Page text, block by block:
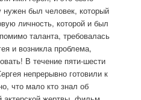
нужен был человек, который
личность, которой и был
таланта, требовалась
и возникла проблема,
В течение пяти-шести
непрерывно готовили к
что мало кто знал об